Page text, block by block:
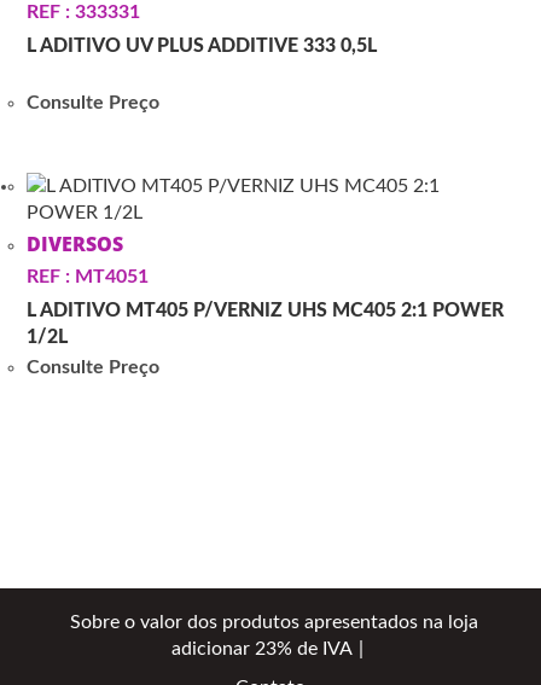
REF : 333331
L ADITIVO UV PLUS ADDITIVE 333 0,5L
Consulte Preço
DIVERSOS
REF : MT4051
L ADITIVO MT405 P/VERNIZ UHS MC405 2:1 POWER
1/2L
Consulte Preço
Sobre o valor dos produtos apresentados na loja
adicionar 23% de IVA